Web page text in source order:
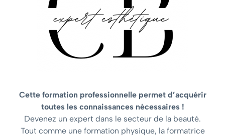
Cette formation professionnelle permet d’acquérir
toutes les connaissances nécessaires !
Devenez un expert dans le secteur de la beauté.
Tout comme une formation physique, la formatrice